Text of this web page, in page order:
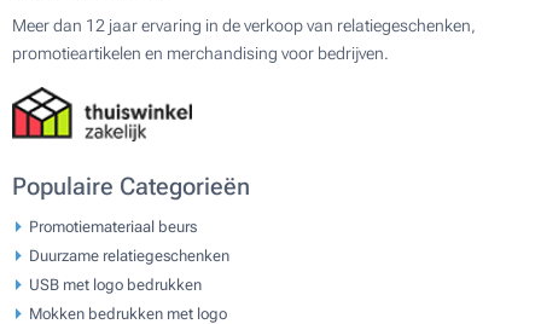
Meer dan 12 jaar ervaring in de verkoop van relatiegeschenken,
promotieartikelen en merchandising voor bedrijven.
Populaire Categorieën
Promotiemateriaal beurs
Duurzame relatiegeschenken
USB met logo bedrukken
Mokken bedrukken met logo